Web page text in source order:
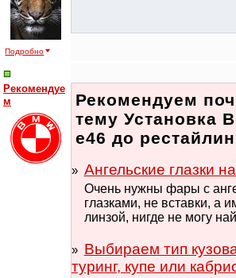
Подробно
Рекомендуе
м
Рекомендуем
тему Установка
е46 до
Ангельские глазки
Очень нужны фары с
глазками, не вставки, а
линзой, нигде не могу
Выбираем тип
туринг, купе или